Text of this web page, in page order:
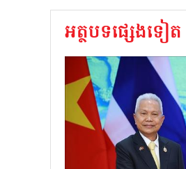
អត្ថបទផ្សេងទៀត